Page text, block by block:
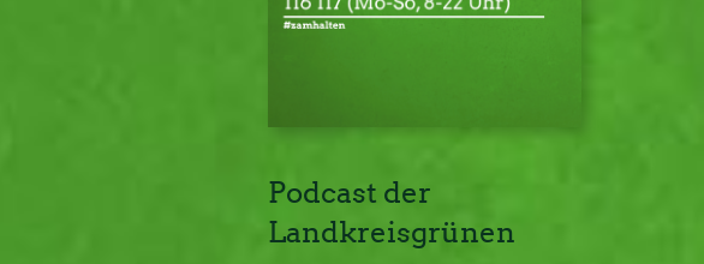
Podcast der
Landkreisgrünen